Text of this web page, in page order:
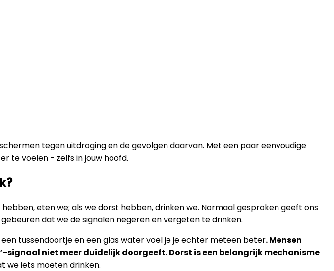
tegen uitdroging en de gevolgen daarvan. Met een paar eenvoudige
te voelen - zelfs in jouw hoofd.
eten we; als we dorst hebben, drinken we. Normaal gesproken geeft ons
dat we de signalen negeren en vergeten te drinken.
tussendoortje en een glas water voel je je echter meteen beter. Mensen
signaal niet meer duidelijk doorgeeft. Dorst is een belangrijk mechanisme
we iets moeten drinken.